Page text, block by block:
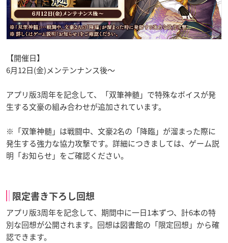
【開催日】
6月12日(金)メンテンナンス後～
アプリ版3周年を記念して、「双筆神髄」で特殊なボイスが発
生する文豪の組み合わせが追加されています。
※「双筆神髄」は戦闘中、文豪2名の「降臨」が溜まった際に
発生する強力な協力攻撃です。詳細につきましては、ゲーム説
明「お知らせ」をご確認ください。
限定書き下ろし回想
アプリ版3周年を記念して、期間中に一日1本ずつ、計6本の特
別な回想が公開されます。回想は図書館の「限定回想」から確
認できます。